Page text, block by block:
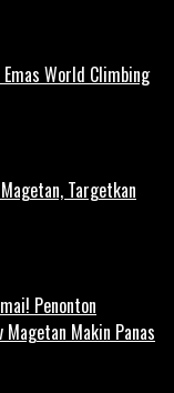
World Climbing
Targetkan
Penonton
Makin Panas